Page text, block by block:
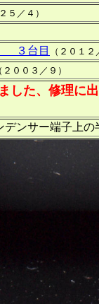
５／４）
３台目 （２０１２
２００３／９）
した、修理に
デンサー端子上の